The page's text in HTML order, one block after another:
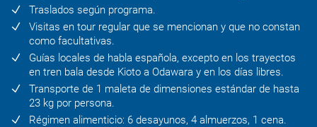
Traslados según programa.
Visitas en tour regular que se mencionan y que no constan
como facultativas.
Guías locales de habla española, excepto en los trayectos
en tren bala desde Kioto a Odawara y en los días libres.
Transporte de 1 maleta de dimensiones estándar de hasta
23 kg por persona.
Régimen alimenticio: 6 desayunos, 4 almuerzos, 1 cena.